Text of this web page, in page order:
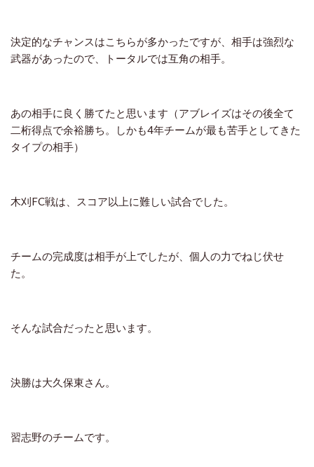
決定的なチャンスはこちらが多かったですが、相手は強烈な
武器があったので、トータルでは互角の相手。
あの相手に良く勝てたと思います（アブレイズはその後全て
二桁得点で余裕勝ち。しかも4年チームが最も苦手としてきた
タイプの相手）
木刈FC戦は、スコア以上に難しい試合でした。
チームの完成度は相手が上でしたが、個人の力でねじ伏せ
た。
そんな試合だったと思います。
決勝は大久保東さん。
習志野のチームです。